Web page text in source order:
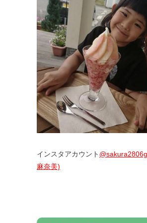
インスタアカウント
麻奈美)